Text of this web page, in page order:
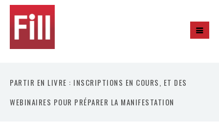
PARTIR EN LIVRE : INSCRIPTIONS EN COURS, ET DES
WEBINAIRES POUR PRÉPARER LA MANIFESTATION